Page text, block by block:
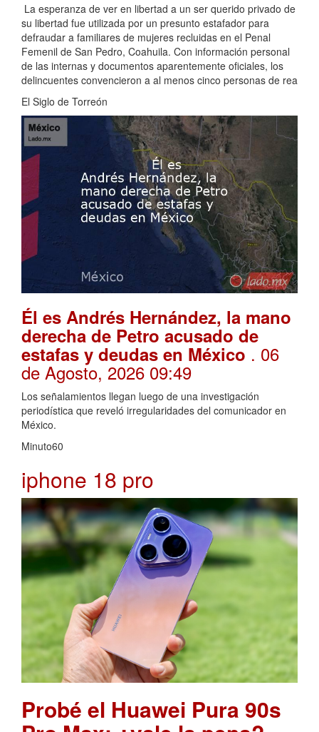
La esperanza de ver en libertad a un ser querido privado de
su libertad fue utilizada por un presunto estafador para
defraudar a familiares de mujeres recluidas en el Penal
Femenil de San Pedro, Coahuila. Con información personal
de las internas y documentos aparentemente oficiales, los
delincuentes convencieron a al menos cinco personas de rea
El Siglo de Torreón
Él es Andrés Hernández, la mano
derecha de Petro acusado de
estafas y deudas en México . 06
de Agosto, 2026 09:49
Los señalamientos llegan luego de una investigación
periodística que reveló irregularidades del comunicador en
México.
Minuto60
iphone 18 pro
Probé el Huawei Pura 90s